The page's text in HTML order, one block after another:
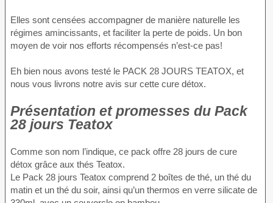
Elles sont censées accompagner de manière naturelle les
régimes amincissants, et faciliter la perte de poids. Un bon
moyen de voir nos efforts récompensés n’est-ce pas!
Eh bien nous avons testé le PACK 28 JOURS TEATOX, et
nous vous livrons notre avis sur cette cure détox.
Présentation et promesses du Pack
28 jours Teatox
Comme son nom l’indique, ce pack offre 28 jours de cure
détox grâce aux thés Teatox.
Le Pack 28 jours Teatox comprend 2 boîtes de thé, un thé du
matin et un thé du soir, ainsi qu’un thermos en verre silicate de